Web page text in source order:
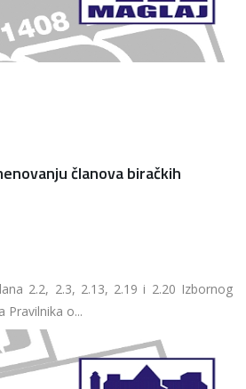
članova biračkih
2.2, 2.3, 2.13, 2.19 i 2.20 Izbornog
Pravilnika o...